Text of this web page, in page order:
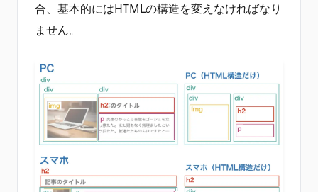
合、基本的にはHTMLの構造を変えなければなり
ません。